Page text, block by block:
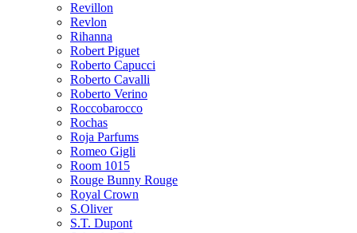
Revillon
Revlon
Rihanna
Robert Piguet
Roberto Capucci
Roberto Cavalli
Roberto Verino
Roccobarocco
Rochas
Roja Parfums
Romeo Gigli
Room 1015
Rouge Bunny Rouge
Royal Crown
S.Oliver
S.T. Dupont